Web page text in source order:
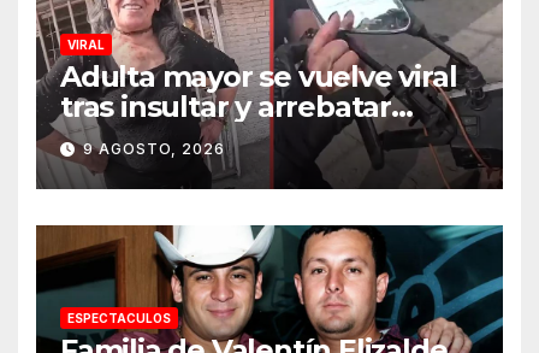
VIRAL
Adulta mayor se vuelve viral
tras insultar y arrebatar
celular a repartidor
9 AGOSTO, 2026
ESPECTACULOS